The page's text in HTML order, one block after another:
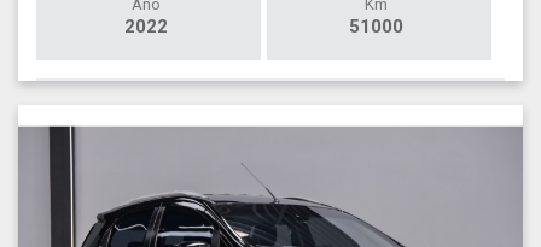
Ano
2022
Km
51000